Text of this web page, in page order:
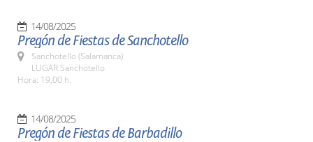
14/08/2025
Pregón de Fiestas de Sanchotello
Sanchotello (Salamanca)
LUGAR Sanchotello
Hora: 19,00 h.
14/08/2025
Pregón de Fiestas de Barbadillo